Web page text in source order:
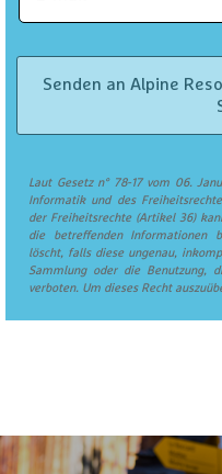
Laut Gesetz n° 78-17 vom 06.
Informatik und des
der Freiheitsrechte (Artikel 36)
die betreffenden Informationen
löscht, falls diese ungenau,
Sammlung oder die Benutzung,
verboten. Um dieses Recht